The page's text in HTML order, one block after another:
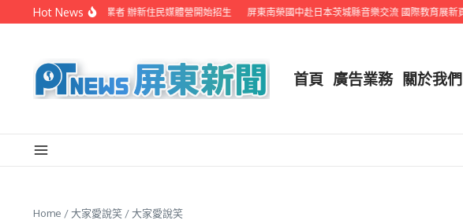
Skip to content
Hot News
屏縣府聯手在地電視業者 辦新住民媒體營開始招生 屏東南榮國中赴日本茨城縣音樂交流 國際教育展新頁
首頁 廣告業務 關於我們
Home /大家愛說笑 /大家愛說笑